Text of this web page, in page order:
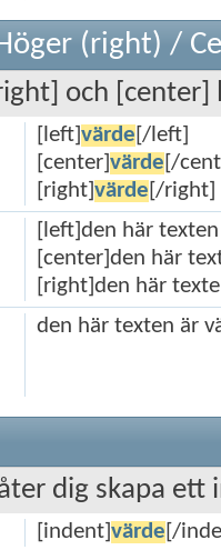
(right) /
och
[left] värde [/left]
[center] värde [/
[right] värde [/right]
[left]den här
[center]den här
[right]den här
den här texten är
dig skapa ett
[indent] värde [/